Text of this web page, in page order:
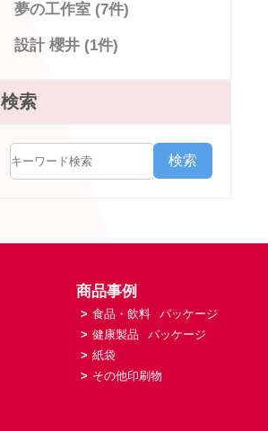
夢の工作室 (7件)
設計 櫻井 (1件)
検索
検索
商品事例
> 食品・飲料
パッケージ
> 健康製品
パッケージ
> 紙袋
> その他印刷物